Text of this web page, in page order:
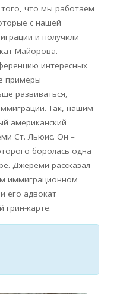
что мы работаем
с нашей
и получили
Майорова. –
интересных
примеры
развиваться,
Так, нашим
американский
Ст. Льюис. Он –
боролась одна
Джереми рассказал
иммиграционном
его адвокат
грин-карте.